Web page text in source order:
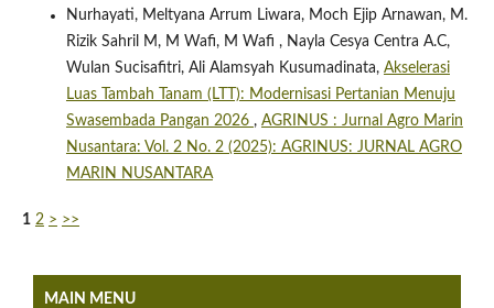
Nurhayati, Meltyana Arrum Liwara, Moch Ejip Arnawan, M.
Rizik Sahril M, M Wafi, M Wafi , Nayla Cesya Centra A.C,
Wulan Sucisafitri, Ali Alamsyah Kusumadinata, Akselerasi
Luas Tambah Tanam (LTT): Modernisasi Pertanian Menuju
Swasembada Pangan 2026 , AGRINUS : Jurnal Agro Marin
Nusantara: Vol. 2 No. 2 (2025): AGRINUS: JURNAL AGRO
MARIN NUSANTARA
1 2 > >>
MAIN MENU